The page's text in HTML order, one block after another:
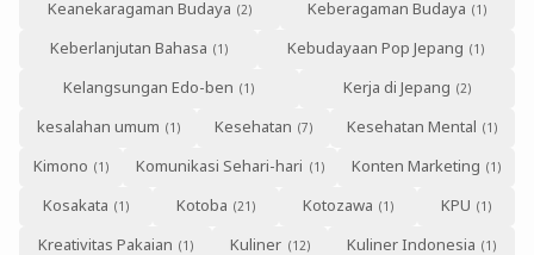
Keanekaragaman Budaya
Keberagaman Budaya
Keberlanjutan Bahasa
Kebudayaan Pop Jepang
Kelangsungan Edo-ben
Kerja di Jepang
kesalahan umum
Kesehatan
Kesehatan Mental
Kimono
Komunikasi Sehari-hari
Konten Marketing
Kosakata
Kotoba Kotozawa
KPU
Kreativitas Pakaian
Kuliner
Kuliner Indonesia